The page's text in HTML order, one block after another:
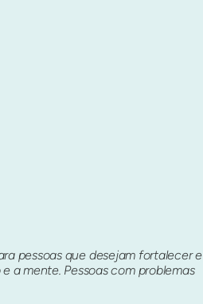
pessoas que desejam fortalecer e
a mente. Pessoas com problemas